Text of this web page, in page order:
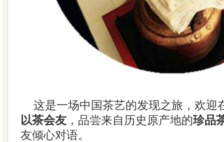
这是一场中国茶艺的发现之旅，欢迎
以茶会友 ，品尝来自历史原产地的珍品
友倾心对语。